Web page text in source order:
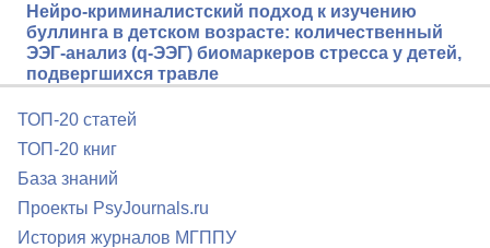
Нейро-криминалистский подход к изучению
буллинга в детском возрасте: количественный
ЭЭГ-анализ (q-ЭЭГ) биомаркеров стресса у детей,
подвергшихся травле
ТОП-20 статей
ТОП-20 книг
База знаний
Проекты PsyJournals.ru
История журналов МГППУ